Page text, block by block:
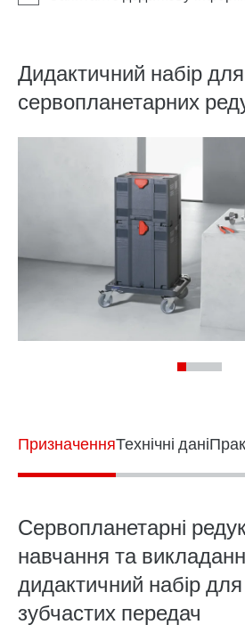
Дидактичний набір для
сервопланетарних
ПризначенняТехнічні дані
Сервопланетарні
навчання та
дидактичний набір
зубчастих передач